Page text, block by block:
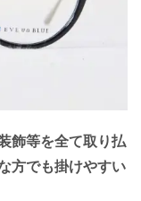
飾等を全て取り払
方でも掛けやすい